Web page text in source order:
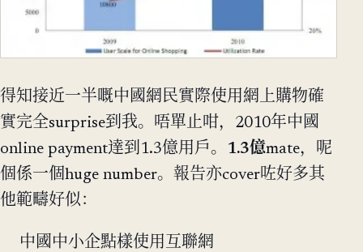
得知接近一半嘅中國網民實際使用網上購物確
實完全surprise到我。唔單止咁，2010年中國
online payment達到1.3億用戶。 1.3億mate，呢
個係一個huge number。報告亦cover咗好多其
他範疇好似：
中國中小企點樣使用互聯網